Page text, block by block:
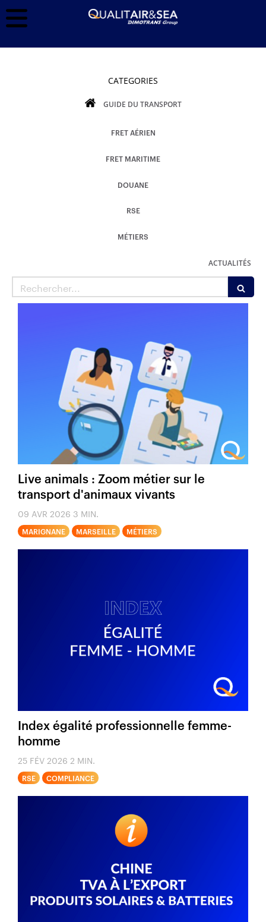
CATEGORIES
GUIDE DU TRANSPORT
FRET AÉRIEN
FRET MARITIME
DOUANE
RSE
MÉTIERS
ACTUALITÉS
Rechercher
Live animals : Zoom métier sur le
transport d'animaux vivants
09 AVR 2026 3 MIN.
MARIGNANE MARSEILLE MÉTIERS
Index égalité professionnelle femme-
homme
25 FÉV 2026 2 MIN.
RSE COMPLIANCE